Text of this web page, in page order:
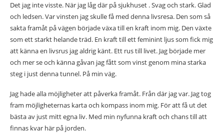
Det jag inte visste. När jag låg där på sjukhuset . Svag och stark. Glad
och ledsen. Var vinsten jag skulle få med denna livsresa. Den som så
sakta framåt på vägen började växa till en kraft inom mig. Den växte
som ett starkt helande träd. En kraft till ett feminint ljus som fick mig
att känna en livsrus jag aldrig känt. Ett rus till livet. Jag började mer
och mer se och känna gåvan jag fått som vinst genom mina starka
steg i just denna tunnel. På min väg.
Jag hade alla möjligheter att påverka framåt. Från där jag var. Jag tog
fram möjligheternas karta och kompass inom mig. För att få ut det
bästa av just mitt egna liv. Med min nyfunna kraft och chans till att
finnas kvar här på jorden.